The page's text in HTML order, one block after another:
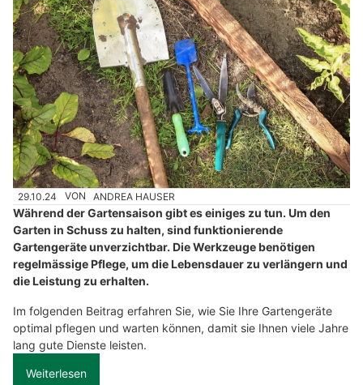
29.10.24 VON ANDREA HAUSER
Während der Gartensaison gibt es einiges zu tun. Um den
Garten in Schuss zu halten, sind funktionierende
Gartengeräte unverzichtbar. Die Werkzeuge benötigen
regelmässige Pflege, um die Lebensdauer zu verlängern und
die Leistung zu erhalten.
Im folgenden Beitrag erfahren Sie, wie Sie Ihre Gartengeräte
optimal pflegen und warten können, damit sie Ihnen viele Jahre
lang gute Dienste leisten.
Weiterlesen